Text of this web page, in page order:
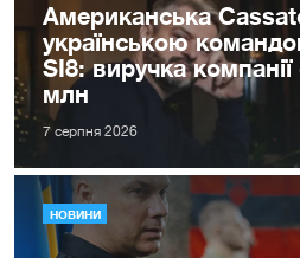
Американська
українською
SI8: виручка
млн
7 серпня 2026
НОВИНИ